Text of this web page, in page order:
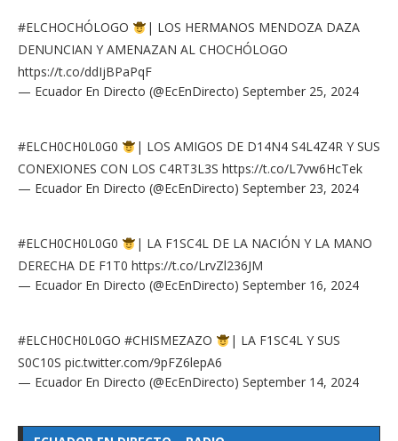
#ELCHOCHÓLOGO
| LOS HERMANOS MENDOZA DAZA
DENUNCIAN Y AMENAZAN AL CHOCHÓLOGO
https://t.co/ddIjBPaPqF
— Ecuador En Directo (@EcEnDirecto) September 25, 2024
#ELCH0CH0L0G0
| LOS AMIGOS DE D14N4 S4L4Z4R Y SUS
CONEXIONES CON LOS C4RT3L3S https://t.co/L7vw6HcTek
— Ecuador En Directo (@EcEnDirecto) September 23, 2024
#ELCH0CH0L0G0
| LA F1SC4L DE LA NACIÓN Y LA MANO
DERECHA DE F1T0 https://t.co/LrvZl236JM
— Ecuador En Directo (@EcEnDirecto) September 16, 2024
#ELCH0CH0L0GO #CHISMEZAZO
| LA F1SC4L Y SUS
S0C10S pic.twitter.com/9pFZ6lepA6
— Ecuador En Directo (@EcEnDirecto) September 14, 2024